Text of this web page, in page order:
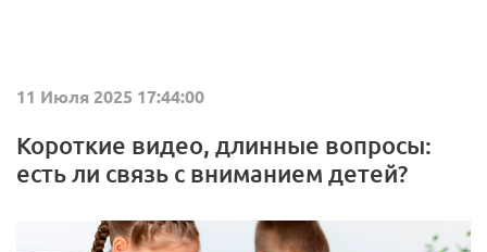
11 Июля 2025 17:44:00
Короткие видео, длинные вопросы:
есть ли связь с вниманием детей?